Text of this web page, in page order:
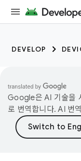
DEVELOP
Google은 AI 기술을
로 번역합니다. AI 번